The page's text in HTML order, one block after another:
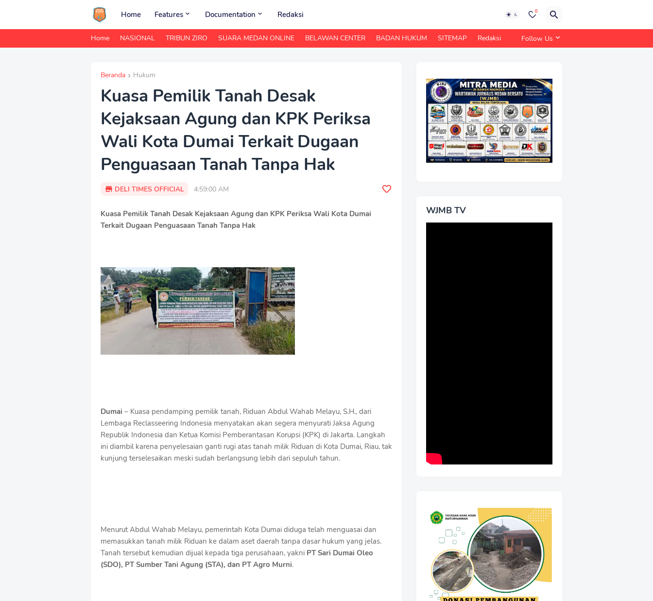
Home Features Documentation Redaksi 0
Home NASIONAL TRIBUN ZIRO SUARA MEDAN ONLINE BELAWAN CENTER BADAN HUKUM SITEMAP Redaksi Follow Us
Beranda Hukum
Kuasa Pemilik Tanah Desak
Kejaksaan Agung dan KPK Periksa
Wali Kota Dumai Terkait Dugaan
Penguasaan Tanah Tanpa Hak
DELI TIMES OFFICIAL 4:59:00 AM
Kuasa Pemilik Tanah Desak Kejaksaan Agung dan KPK Periksa Wali Kota Dumai
Terkait Dugaan Penguasaan Tanah Tanpa Hak
Dumai – Kuasa pendamping pemilik tanah, Riduan Abdul Wahab Melayu, S.H., dari
Lembaga Reclasseering Indonesia menyatakan akan segera menyurati Jaksa Agung
Republik Indonesia dan Ketua Komisi Pemberantasan Korupsi (KPK) di Jakarta. Langkah
ini diambil karena penyelesaian ganti rugi atas tanah milik Riduan di Kota Dumai, Riau, tak
kunjung terselesaikan meski sudah berlangsung lebih dari sepuluh tahun.
Menurut Abdul Wahab Melayu, pemerintah Kota Dumai diduga telah menguasai dan
memasukkan tanah milik Riduan ke dalam aset daerah tanpa dasar hukum yang jelas.
Tanah tersebut kemudian dijual kepada tiga perusahaan, yakni PT Sari Dumai Oleo
(SDO), PT Sumber Tani Agung (STA), dan PT Agro Murni.
WJMB TV